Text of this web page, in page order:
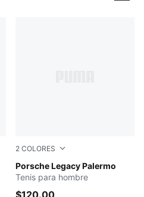
2 COLORES
Porsche Legacy Palermo
PUMA BLACK
Tenis para hombre
$120.00